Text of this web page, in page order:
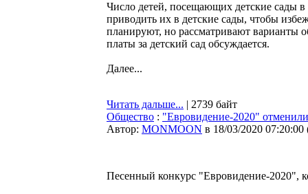
Число детей, посещающих детские сады
приводить их в детские сады, чтобы
планируют, но рассматривают варианты
платы за детский сад обсуждается.
Далее...
Читать дальше... | 2739 байт
Общество : "Евровидение-2020" отменили
Автор: MONMOON в 18/03/2020 07:20:00
Песенный конкурс "Евровидение-2020",